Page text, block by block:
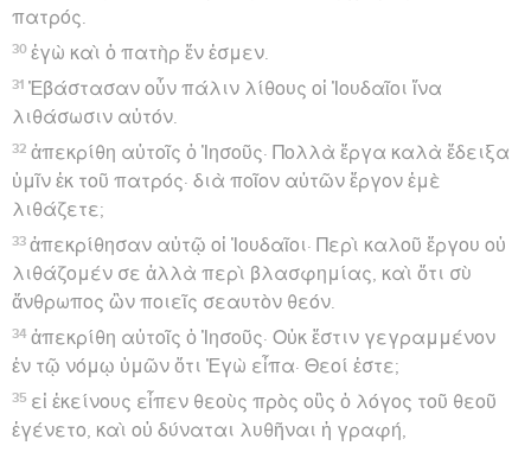
πατρός.
30 ἐγὼ καὶ ὁ πατὴρ ἕν ἐσμεν.
31 Ἐβάστασαν οὖν πάλιν λίθους οἱ Ἰουδαῖοι ἵνα
λιθάσωσιν αὐτόν.
32 ἀπεκρίθη αὐτοῖς ὁ Ἰησοῦς· Πολλὰ ἔργα καλὰ ἔδειξα
ὑμῖν ἐκ τοῦ πατρός· διὰ ποῖον αὐτῶν ἔργον ἐμὲ
λιθάζετε;
33 ἀπεκρίθησαν αὐτῷ οἱ Ἰουδαῖοι· Περὶ καλοῦ ἔργου οὐ
λιθάζομέν σε ἀλλὰ περὶ βλασφημίας, καὶ ὅτι σὺ
ἄνθρωπος ὢν ποιεῖς σεαυτὸν θεόν.
34 ἀπεκρίθη αὐτοῖς ὁ Ἰησοῦς· Οὐκ ἔστιν γεγραμμένον
ἐν τῷ νόμῳ ὑμῶν ὅτι Ἐγὼ εἶπα· Θεοί ἐστε;
35 εἰ ἐκείνους εἶπεν θεοὺς πρὸς οὓς ὁ λόγος τοῦ θεοῦ
ἐγένετο, καὶ οὐ δύναται λυθῆναι ἡ γραφή,